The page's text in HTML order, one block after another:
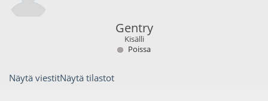
Gentry
Kisälli
Poissa
Näytä viestitNäytä tilastot